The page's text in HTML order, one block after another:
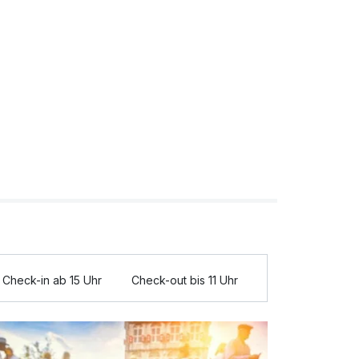
Check-in ab 15 Uhr Check-out bis 11 Uhr